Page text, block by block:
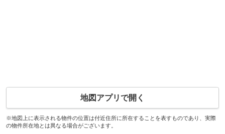
地図アプリで開く
※地図上に表示される物件の位置は付近住所に所在することを表すものであり、実際
の物件所在地とは異なる場合がございます。